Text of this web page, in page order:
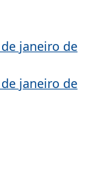
de janeiro de
de janeiro de